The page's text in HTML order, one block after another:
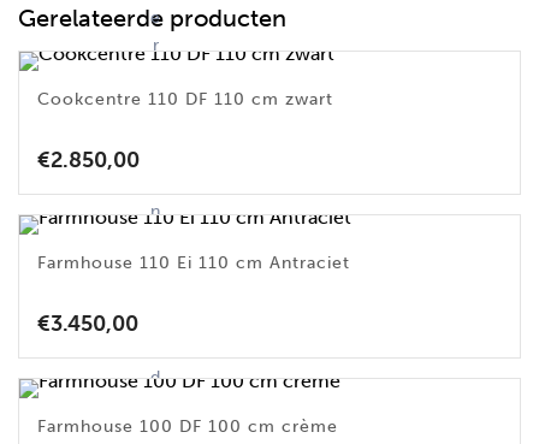
e
r
e
n
it
d
c
Gerelateerde producten
Cookcentre 110 DF 110 cm zwart
€2.850,00
Farmhouse 110 Ei 110 cm Antraciet
€3.450,00
Farmhouse 100 DF 100 cm crème